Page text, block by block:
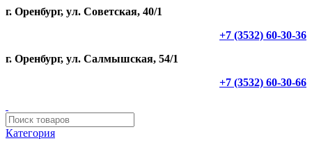
г. Оренбург, ул. Советская, 40/1
+7 (3532) 60-30-36
г. Оренбург, ул. Салмышская, 54/1
+7 (3532) 60-30-66
Категория